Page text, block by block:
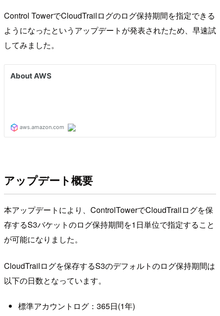
Control TowerでCloudTrailログのログ保持期間を指定できる
ようになったというアップデートが発表されたため、早速試
してみました。
アップデート概要
本アップデートにより、ControlTowerでCloudTrailログを保
存するS3バケットのログ保持期間を1日単位で指定すること
が可能になりました。
CloudTrailログを保存するS3のデフォルトのログ保持期間は
以下の日数となっています。
標準アカウントログ：365日(1年)